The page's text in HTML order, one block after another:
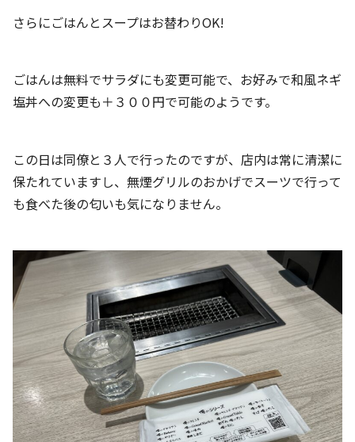
さらにごはんとスープはお替わりOK!
ごはんは無料でサラダにも変更可能で、お好みで和風ネギ
塩丼への変更も＋３００円で可能のようです。
この日は同僚と３人で行ったのですが、店内は常に清潔に
保たれていますし、無煙グリルのおかげでスーツで行って
も食べた後の匂いも気になりません。